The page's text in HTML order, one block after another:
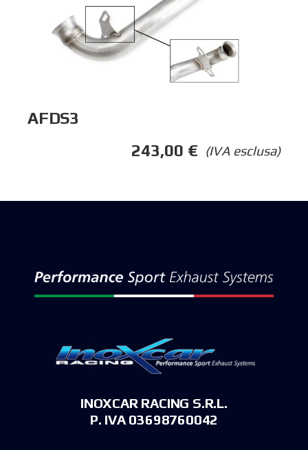
AFDS3
(IVA esclusa)
243,00 €
INOXCAR RACING S.R.L.
P. IVA 03698760042